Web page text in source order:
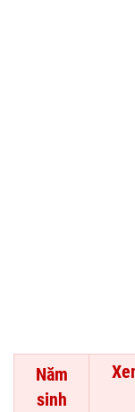
Năm
sinh